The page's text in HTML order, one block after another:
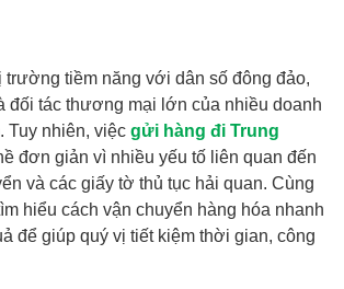
trường tiềm năng với dân số đông đảo,
đối tác thương mại lớn của nhiều doanh
Tuy nhiên, việc gửi hàng đi Trung
đơn giản vì nhiều yếu tố liên quan đến
và các giấy tờ thủ tục hải quan. Cùng
hiểu cách vận chuyển hàng hóa nhanh
để giúp quý vị tiết kiệm thời gian, công